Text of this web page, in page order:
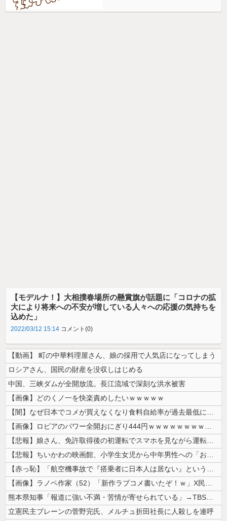
【モデルナ！】大相撲春場所の懸賞旗が話題に「コロナの拡
大により将来への不安が増している人々への応援の気持ちを
込めた」
2022/03/12 15:14 コメント(0)
【動画】 町の中華料理屋さん、娘の採用で人気店になってしまう
ロシアさん、国民の財産を没収しはじめる
中国、三峡ダムが全開放流。長江流域で深刻な洪水被害
【画像】どのくノ一を快楽責めしたいｗｗｗｗｗ
【闇】なぜ日本でコメが買えなくなり食料自給率が過去最低に並んだのか？
【画像】ロピアのパワー全開おにぎり444円ｗｗｗｗｗｗｗｗｗｗｗｗ
【悲報】娘さん、免許取得後の初運転でスマホを見ながら運転してしまう😱...
【悲報】ちいかわの映画館、小学生女児から中年男性への「おねだり」事案が...
【赤っ恥】「航空機事故で『搭乗者に日本人は居ない』という発表は嫌い。人...
【画像】ラノベ作家（52）「新作ラブコメ書いたぞ！ｗ」X民「いい歳こい...
熊本県知事「報道に強い不満・苦情が寄せられている」→TBSの報道特集が...
立憲民主ブレーンの菅野完氏、メルチュ折田社長に人殺しを連呼